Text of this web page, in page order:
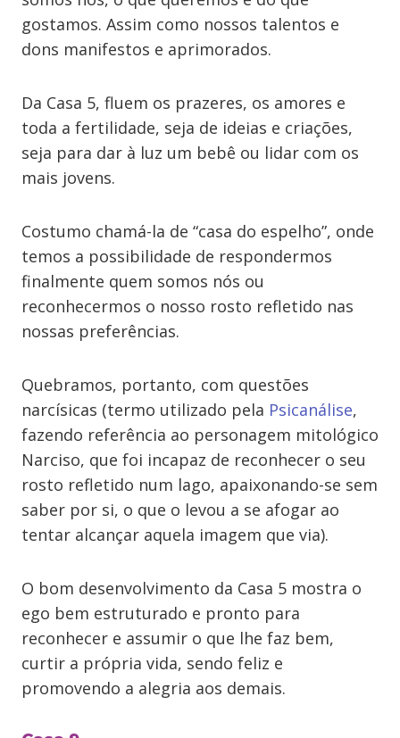
gostamos. Assim como nossos talentos e
dons manifestos e aprimorados.
Da Casa 5, fluem os prazeres, os amores e
toda a fertilidade, seja de ideias e criações,
seja para dar à luz um bebê ou lidar com os
mais jovens.
Costumo chamá-la de “casa do espelho”, onde
temos a possibilidade de respondermos
finalmente quem somos nós ou
reconhecermos o nosso rosto refletido nas
nossas preferências.
Quebramos, portanto, com questões
narcísicas (termo utilizado pela Psicanálise,
fazendo referência ao personagem mitológico
Narciso, que foi incapaz de reconhecer o seu
rosto refletido num lago, apaixonando-se sem
saber por si, o que o levou a se afogar ao
tentar alcançar aquela imagem que via).
O bom desenvolvimento da Casa 5 mostra o
ego bem estruturado e pronto para
reconhecer e assumir o que lhe faz bem,
curtir a própria vida, sendo feliz e
promovendo a alegria aos demais.